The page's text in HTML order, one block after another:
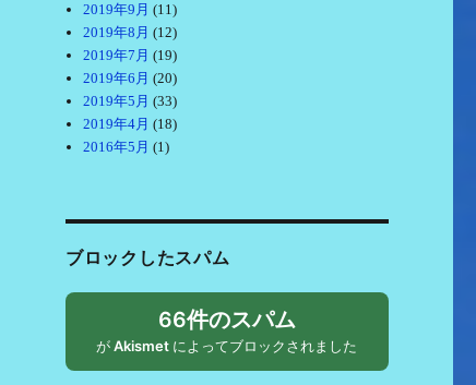
2019年9月 (11)
2019年8月 (12)
2019年7月 (19)
2019年6月 (20)
2019年5月 (33)
2019年4月 (18)
2016年5月 (1)
ブロックしたスパム
66件のスパム
がAkismet によってブロックされました